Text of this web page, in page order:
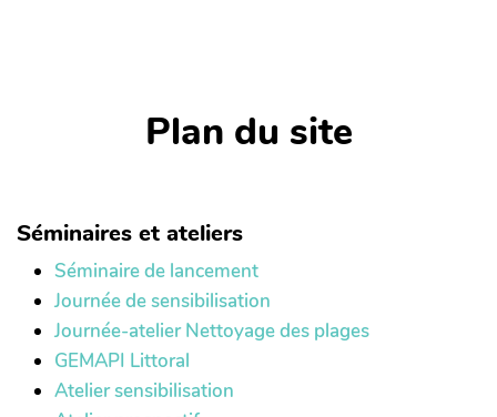
Plan du site
Séminaires et ateliers
Séminaire de lancement
Journée de sensibilisation
Journée-atelier Nettoyage des plages
GEMAPI Littoral
Atelier sensibilisation